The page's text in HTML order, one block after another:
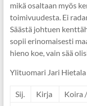
mikä osaltaan myös
toimivuudesta. Ei
Säästä johtuen
sopii erinomaisesti
hieno koe, vain sää
Ylituomari Jari Hietala
Sij. Kirja Koira